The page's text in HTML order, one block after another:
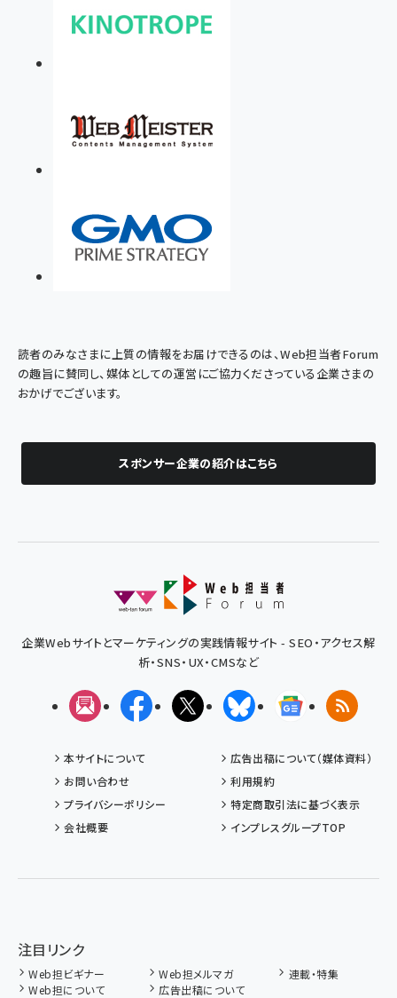
読者のみなさまに上質の情報をお届けできるのは、Web担当者Forum
の趣旨に賛同し、媒体としての運営にご協力くださっている企業さまの
おかげでございます。
スポンサー企業の紹介はこちら
企業Webサイトとマーケティングの実践情報サイト - SEO・アクセス解
析・SNS・UX・CMSなど
メルマガFacebookX(エックス)BlueskyGoogleニュ
RSS
本サイトについて
広告出稿について（媒体資料）
お問い合わせ
利用規約
プライバシーポリシー
特定商取引法に基づく表示
会社概要
インプレスグループTOP
注目リンク
Web担ビギナー Web担メルマガ
連載・特集
Web担について
広告出稿について